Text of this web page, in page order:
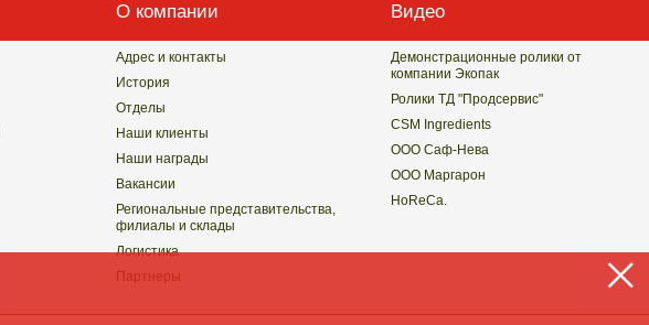
О компании Видео
Адрес и контакты
История
Отделы
Наши клиенты
Наши награды
Вакансии
Региональные представительства,
филиалы и склады
Логистика
Партнеры
Демонстрационные ролики от
компании Экопак
Ролики ТД "Продсервис"
CSM Ingredients
ООО Саф-Нева
ООО Маргарон
HoReCa.